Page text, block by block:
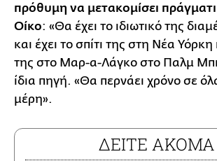
πρόθυμη να μετακομίσει
Οίκο: «Θα έχει το ιδιωτικό της
και έχει το σπίτι της στη Νέα Υόρκη
της στο Μαρ-α-Λάγκο στο Παλμ
ίδια πηγή. «Θα περνάει χρόνο σε
μέρη».
ΔΕΙΤΕ ΑΚΟΜΑ